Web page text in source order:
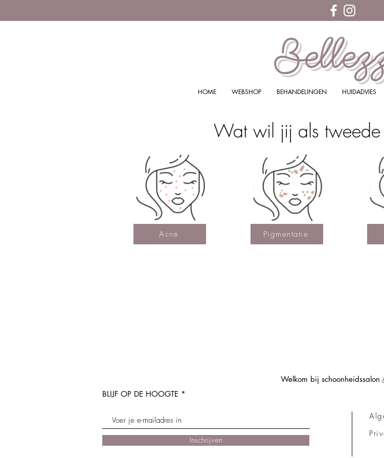
HOME WEBSHOP BEHANDELINGEN HUIDADVIES
Acné
Wat wil jij als tweede
Pigmentatie
Welkom bij schoonheidssalon
BLIJF OP DE HOOGTE
Inschrijven